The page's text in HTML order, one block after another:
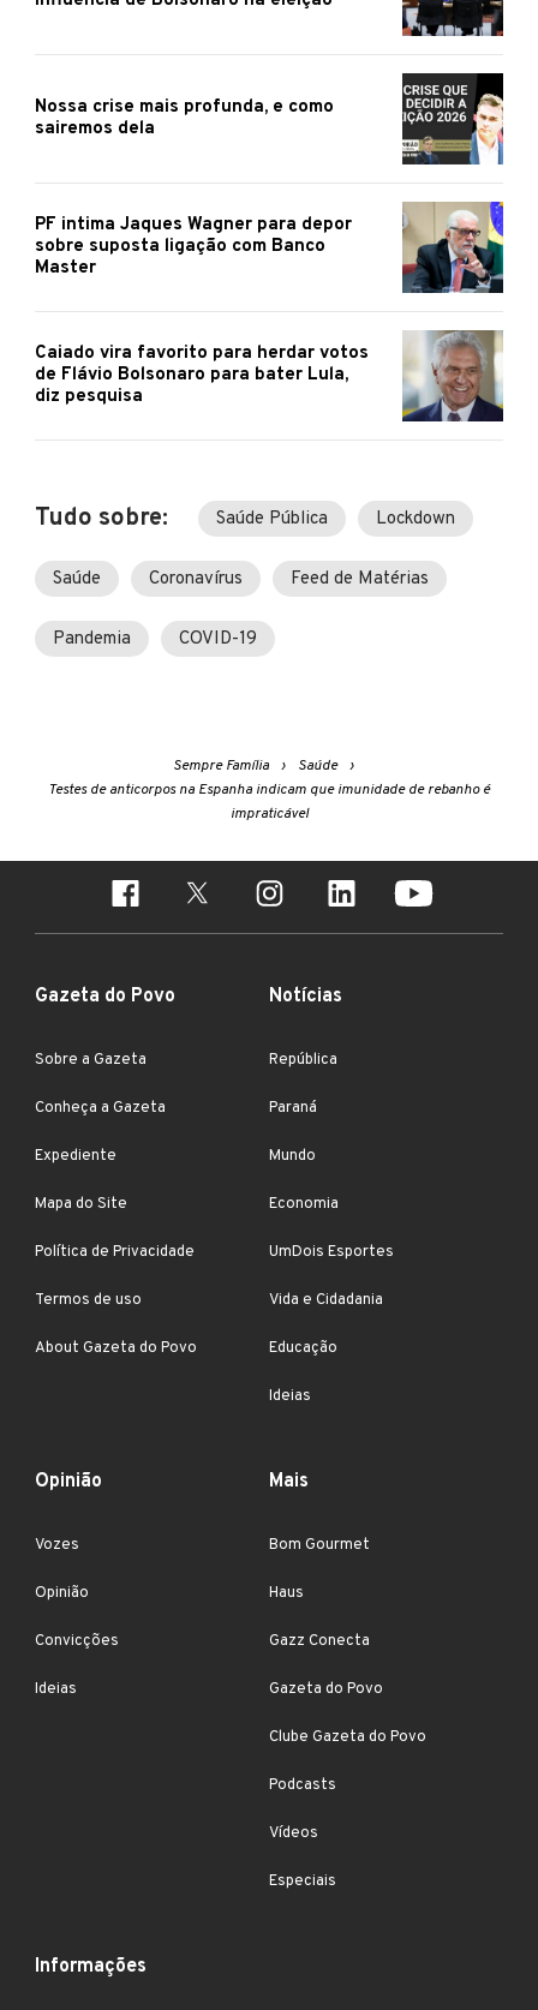
Nossa crise mais profunda, e como
sairemos dela
PF intima Jaques Wagner para depor
sobre suposta ligação com Banco
Master
Caiado vira favorito para herdar votos
de Flávio Bolsonaro para bater Lula,
diz pesquisa
Tudo sobre: Saúde Pública Lockdown
Saúde Coronavírus Feed de Matérias
Pandemia COVID-19
Sempre Família
Saúde
Testes de anticorpos na Espanha indicam que imunidade de rebanho é
impraticável
Gazeta do Povo
Sobre a Gazeta
Conheça a Gazeta
Expediente
Mapa do Site
Política de Privacidade
Termos de uso
About Gazeta do Povo
Notícias
República
Paraná
Mundo
Economia
UmDois Esportes
Vida e Cidadania
Educação
Ideias
Opinião
Vozes
Opinião
Convicções
Ideias
Mais
Bom Gourmet
Haus
Gazz Conecta
Gazeta do Povo
Clube Gazeta do Povo
Podcasts
Vídeos
Especiais
Informações